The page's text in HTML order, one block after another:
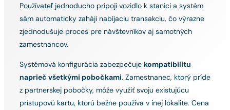
Používateľ jednoducho pripojí vozidlo k stanici a systém
sám automaticky zaháji nabíjaciu transakciu, čo výrazne
zjednodušuje proces pre návštevníkov aj samotných
zamestnancov.
Systémová konfigurácia zabezpečuje kompatibilitu
naprieč všetkými pobočkami. Zamestnanec, ktorý príde
z partnerskej pobočky, môže využiť svoju existujúcu
prístupovú kartu, ktorú bežne používa v inej lokalite. Cena